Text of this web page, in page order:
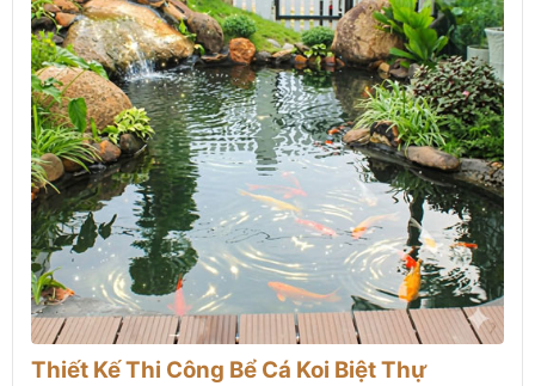
Thiết Kế Thi Công Bể Cá Koi Biệt Thự